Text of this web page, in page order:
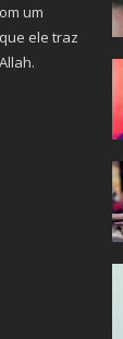
um
ele traz